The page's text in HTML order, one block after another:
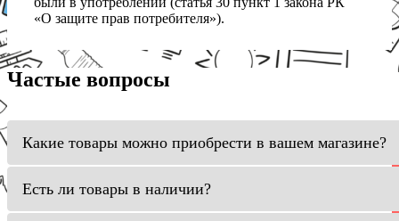
«О защите прав потребителя»).
Частые вопросы
Какие товары можно приобрести в вашем магазине?
Есть ли товары в наличии?